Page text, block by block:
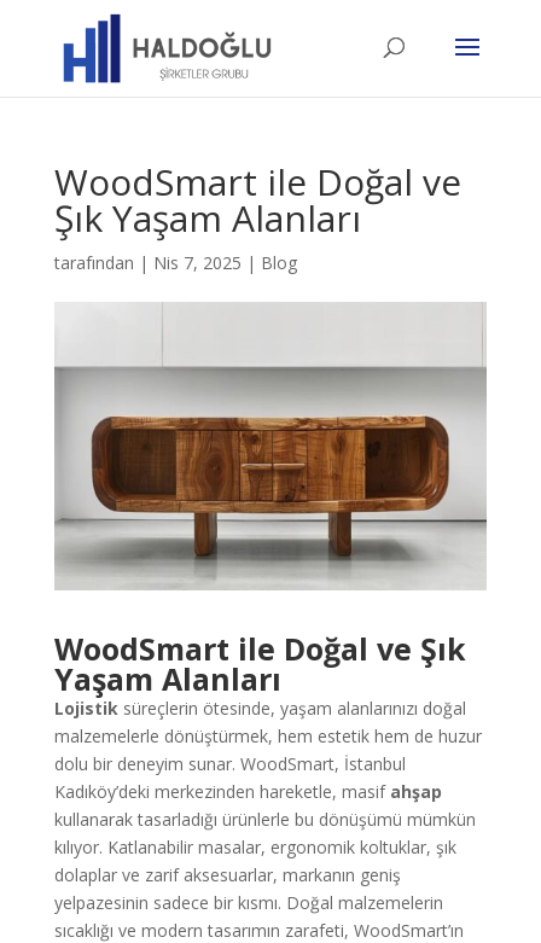
WoodSmart ile Doğal ve
Şık Yaşam Alanları
tarafından | Nis 7, 2025 | Blog
WoodSmart ile Doğal ve Şık
Yaşam Alanları
Lojistiksüreçlerin ötesinde, yaşam alanlarınızı doğal
malzemelerle dönüştürmek, hem estetik hem de huzur
dolu bir deneyim sunar. WoodSmart, İstanbul
Kadıköy’deki merkezinden hareketle, masif ahşap
kullanarak tasarladığı ürünlerle bu dönüşümü mümkün
kılıyor. Katlanabilir masalar, ergonomik koltuklar, şık
dolaplar ve zarif aksesuarlar, markanın geniş
yelpazesinin sadece bir kısmı. Doğal malzemelerin
sıcaklığı ve modern tasarımın zarafeti, WoodSmart’ın